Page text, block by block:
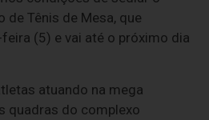
de Tênis de Mesa, que
(5) e vai até o próximo dia
atuando na mega
quadras do complexo